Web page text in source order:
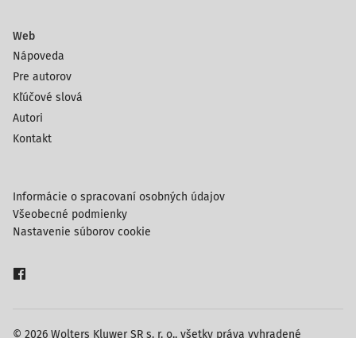
Web
Nápoveda
Pre autorov
Kľúčové slová
Autori
Kontakt
© 2026 Wolters Kluwer SR s. r. o., všetky práva vyhradené
Informácie o spracovaní osobných údajov
Všeobecné podmienky
Nastavenie súborov cookie